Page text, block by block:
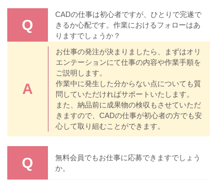
Q
CADの仕事は初心者ですが、ひとりで完遂で
きるか心配です。作業におけるフォローはあ
りますでしょうか？
A
お仕事の発注が決まりましたら、まずはオリ
エンテーションにて仕事の内容や作業手順を
ご説明します。
作業中に発生した分からない点についても質
問していただければサポートいたします。
また、納品前に成果物の検収もさせていただ
きますので、CADの仕事が初心者の方でも安
心して取り組むことができます。
Q
無料会員でもお仕事に応募できますでしょう
か。